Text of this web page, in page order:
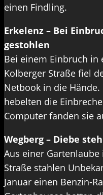
einen Findling.
Erkelenz – Bei
gestohlen
Bei einem Einbruch in
Kolberger Straße fiel
Netbook in die Hände.
hebelten die
Computer fanden sie
Wegberg – Diebe
Aus einer
Straße stahlen
Januar einen Benzin-